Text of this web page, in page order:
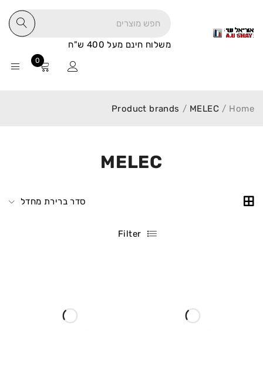
משלוח חינם מעל 400 ש"ח
0
MELEC
Home
/
Product brands / MELEC
סדר ברירת מחדל
Filter